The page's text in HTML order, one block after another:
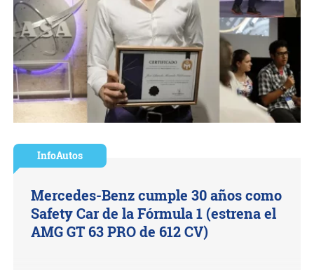
InfoAutos
Mercedes-Benz cumple 30 años como
Safety Car de la Fórmula 1 (estrena el
AMG GT 63 PRO de 612 CV)